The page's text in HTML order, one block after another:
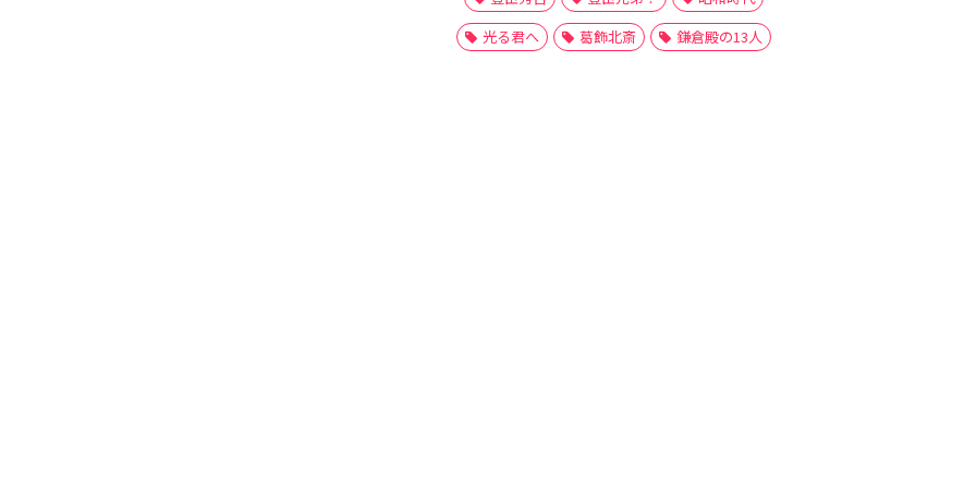
光る君へ
葛飾北斎 鎌倉殿の13人